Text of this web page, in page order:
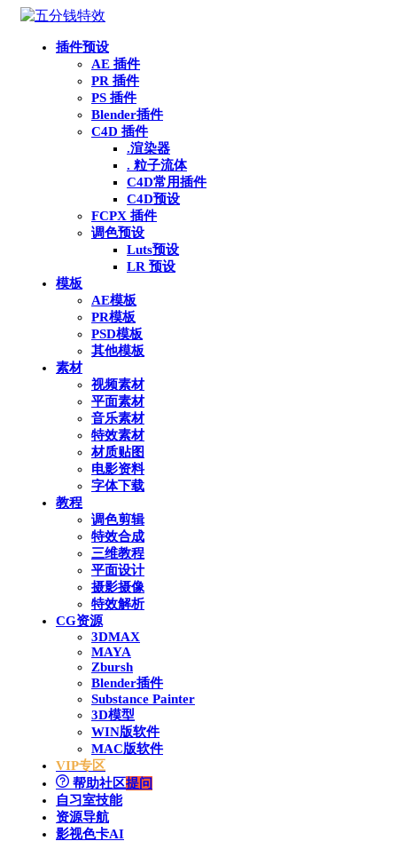
插件预设
AE 插件
PR 插件
PS 插件
Blender插件
C4D 插件
.渲染器
. 粒子流体
C4D常用插件
C4D预设
FCPX 插件
调色预设
Luts预设
LR 预设
模板
AE模板
PR模板
PSD模板
其他模板
素材
视频素材
平面素材
音乐素材
特效素材
材质贴图
电影资料
字体下载
教程
调色剪辑
特效合成
三维教程
平面设计
摄影摄像
特效解析
CG资源
3DMAX
MAYA
Zbursh
Blender插件
Substance Painter
3D模型
WIN版软件
MAC版软件
VIP专区
帮助社区提问
自习室技能
资源导航
影视色卡AI